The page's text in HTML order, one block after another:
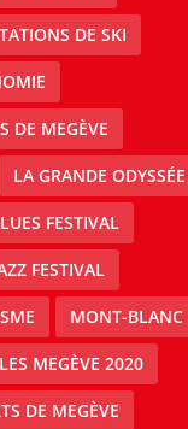
DE SKI
DE MEGÈVE
LA GRANDE ODYSSÉE
FESTIVAL
FESTIVAL
MONT-BLANC
MEGÈVE 2020
DE MEGÈVE